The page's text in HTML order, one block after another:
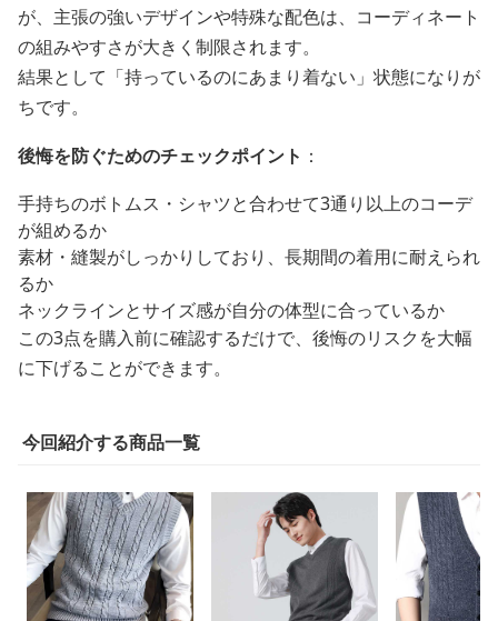
が、主張の強いデザインや特殊な配色は、コーディネート
の組みやすさが大きく制限されます。
結果として「持っているのにあまり着ない」状態になりが
ちです。
後悔を防ぐためのチェックポイント ：
手持ちのボトムス・シャツと合わせて3通り以上のコーデ
が組めるか
素材・縫製がしっかりしており、長期間の着用に耐えられ
るか
ネックラインとサイズ感が自分の体型に合っているか
この3点を購入前に確認するだけで、後悔のリスクを大幅
に下げることができます。
今回紹介する商品一覧